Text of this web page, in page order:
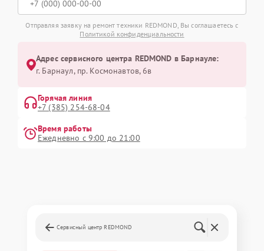
Отправляя заявку на ремонт техники REDMOND, Вы соглашаетесь с
Политикой конфиденциальности
Адрес сервисного центра REDMOND в Барнауле:
г. Барнаул, ​пр. Космонавтов, 6в
Горячая линия
+7 (385) 254-68-04
Время работы
Ежедневно с 9:00 до 21:00
Сервисный центр REDMOND